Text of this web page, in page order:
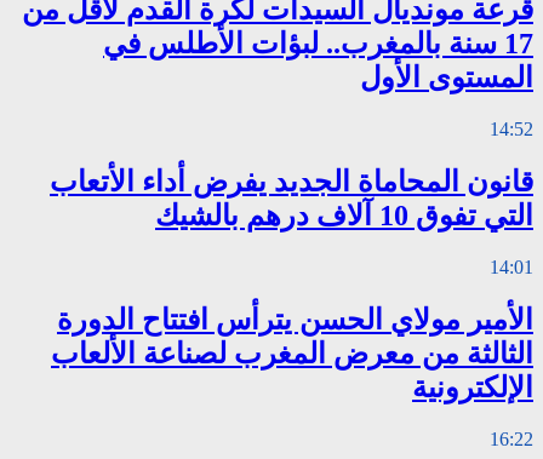
قرعة مونديال السيدات لكرة القدم لأقل من
17 سنة بالمغرب.. لبؤات الأطلس في
المستوى الأول
14:52
قانون المحاماة الجديد يفرض أداء الأتعاب
التي تفوق 10 آلاف درهم بالشيك
14:01
الأمير مولاي الحسن يترأس افتتاح الدورة
الثالثة من معرض المغرب لصناعة الألعاب
الإلكترونية
16:22